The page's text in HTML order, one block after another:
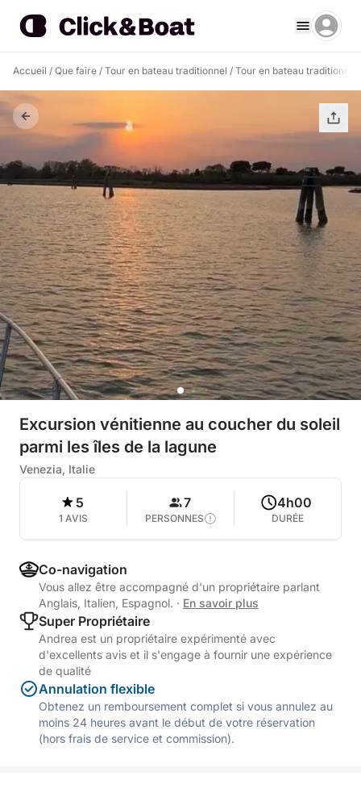
Accueil / Que faire / Tour en bateau traditionnel / Tour en bateau traditionnel
Excursion vénitienne au coucher du soleil
parmi les îles de la lagune
Venezia, Italie
5
1 AVIS
7
PERSONNES
4h00
DURÉE
Co-navigation
Vous allez être accompagné d'un propriétaire parlant
Anglais, Italien, Espagnol. · En savoir plus
Super Propriétaire
Andrea est un propriétaire expérimenté avec
d'excellents avis et il s'engage à fournir une expérience
de qualité
Annulation flexible
Obtenez un remboursement complet si vous annulez au
moins 24 heures avant le début de votre réservation
(hors frais de service et commission).